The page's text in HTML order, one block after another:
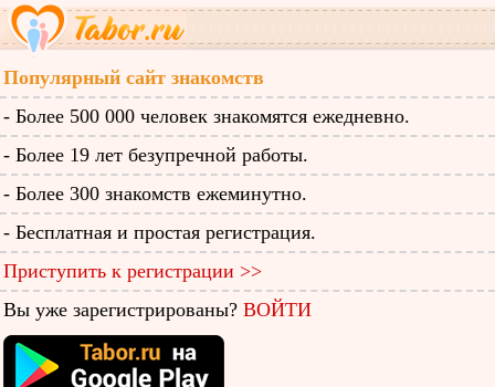
Популярный сайт знакомств
- Более 500 000 человек знакомятся ежедневно.
- Более 19 лет безупречной работы.
- Более 300 знакомств ежеминутно.
- Бесплатная и простая регистрация.
Приступить к регистрации >>
Вы уже зарегистрированы? ВОЙТИ